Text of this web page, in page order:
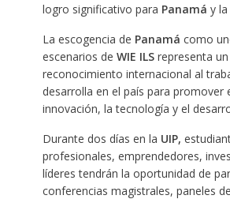
logro significativo para Panamá y
La escogencia de Panamá como
escenarios de WIE ILS representa
reconocimiento internacional al
desarrolla en el país para promover
innovación, la tecnología y el
Durante dos días en la UIP,
profesionales, emprendedores,
líderes tendrán la oportunidad de
conferencias magistrales, paneles